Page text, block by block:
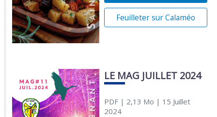
Feuilleter sur Calaméo
LE MAG JUILLET 2024
PDF| 2,13 Mo | 15 Juillet
2024